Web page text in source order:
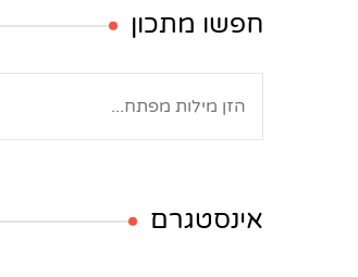
חפשו מתכון
אינסטגרם